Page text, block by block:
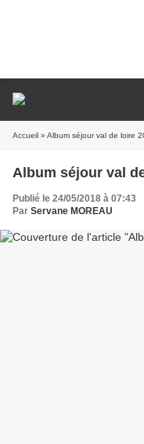
Accueil » Album séjour val de loire
Album séjour val
Publié le 24/05/2018 à 07:43
Par Servane MOREAU